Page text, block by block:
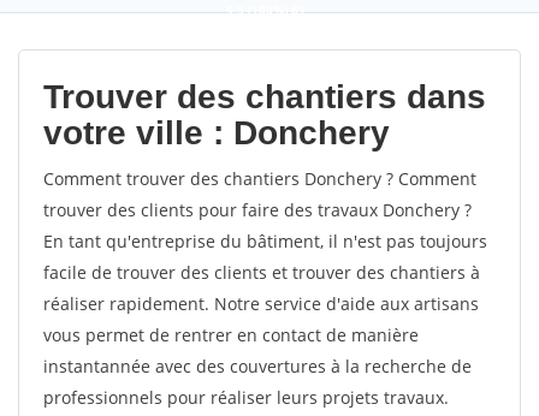
9,5(100%)61
votes
Trouver des chantiers dans
votre ville : Donchery
Comment trouver des chantiers Donchery ? Comment
trouver des clients pour faire des travaux Donchery ?
En tant qu'entreprise du bâtiment, il n'est pas toujours
facile de trouver des clients et trouver des chantiers à
réaliser rapidement. Notre service d'aide aux artisans
vous permet de rentrer en contact de manière
instantannée avec des couvertures à la recherche de
professionnels pour réaliser leurs projets travaux.